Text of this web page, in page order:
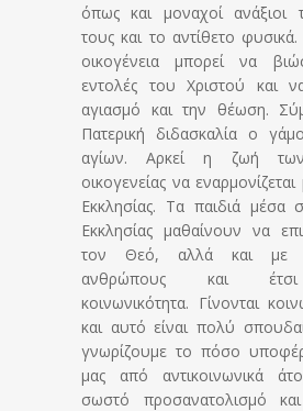
όπως και μοναχοί ανάξιοι
τους και το αντίθετο
οικογένεια μπορεί να
εντολές του Χριστού και
αγιασμό και την θέωση.
Πατερική διδασκαλία ο
αγίων. Αρκεί η ζωή
οικογενείας να
Εκκλησίας. Τα παιδιά μέσα
Εκκλησίας μαθαίνουν να
τον Θεό, αλλά και με
ανθρώπους και
κοινωνικότητα. Γίνονται
και αυτό είναι πολύ
γνωρίζουμε το πόσο
μας από αντικοινωνικά
σωστό προσανατολισμό